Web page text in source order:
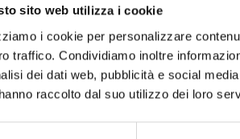
sito web utilizza i cookie
i cookie per personalizzare
traffico. Condividiamo inoltre
dei dati web, pubblicità e social
raccolto dal suo utilizzo dei loro
Visions